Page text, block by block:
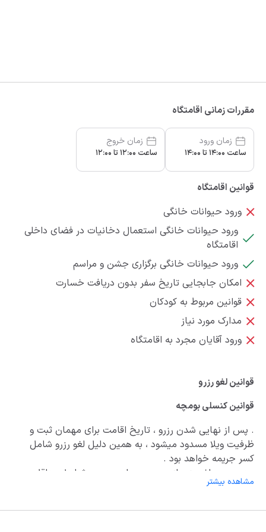
مقررات زمانی اقامتگاه
زمان ورود
ساعت 14:00 تا 14:00
زمان خروج
ساعت 12:00 تا 12:00
قوانین اقامتگاه
ورود حیوانات خانگی
ورود حیوانات خانگی استعمال دخانیات در فضای داخلی
اقامتگاه
ورود حیوانات خانگی برگزاری جشن و مراسم
امکان جابجایی تاریخ سفر بدون دریافت خسارت
قوانین مربوط به کودکان
مدارک مورد نیاز
ورود آقایان مجرد به اقامتگاه
قوانین لغو رزرو
قوانین کنسلی بومچه
. پس از نهایی شدن رزرو ، تاریخ اقامت برای مهمان ثبت و
ظرفیت ویلا مسدود میشود ، به همین دلیل لغو رزرو شامل
کسر جریمه خواهد بود .
. در صورت لغو رزرو از سمت مهمان ، در هر شرایط حداقل
25درصد از مبلغ کل رزرو بابت مالیات ، کارمزد و هزینه های
مشاهده بیشتر